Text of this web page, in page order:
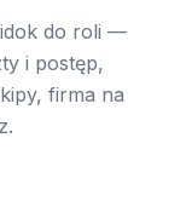
do roli —
i postęp,
firma na